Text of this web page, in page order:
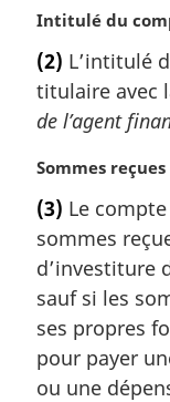
N
t
e
m
r
i
n
a
e
:
Intitulé du
(2) L’intitulé
titulaire avec
de l’agent
N
t
e
m
a
g
i
n
Sommes reçues
(3) Le
sommes
d’investiture
sauf si les
ses propres
pour payer
ou une